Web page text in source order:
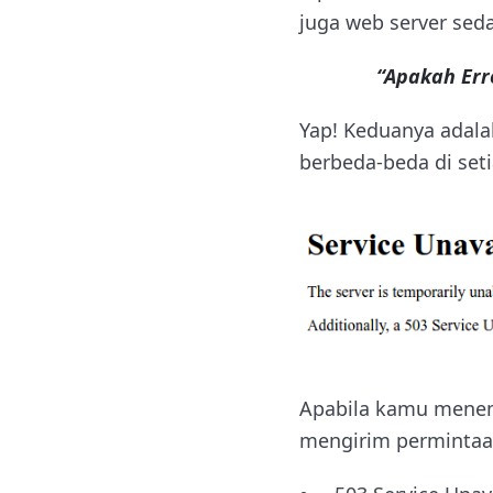
juga web server
“Apakah
Yap! Keduanya
berbeda-beda di
Apabila kamu
mengirim